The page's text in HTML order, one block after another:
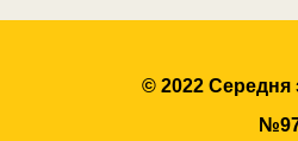
© 2022 Середня